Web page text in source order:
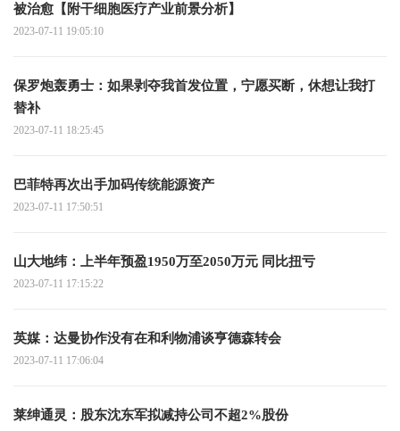
被治愈【附干细胞医疗产业前景分析】
2023-07-11 19:05:10
保罗炮轰勇士：如果剥夺我首发位置，宁愿买断，休想让我打
替补
2023-07-11 18:25:45
巴菲特再次出手加码传统能源资产
2023-07-11 17:50:51
山大地纬：上半年预盈1950万至2050万元 同比扭亏
2023-07-11 17:15:22
英媒：达曼协作没有在和利物浦谈亨德森转会
2023-07-11 17:06:04
莱绅通灵：股东沈东军拟减持公司不超2%股份